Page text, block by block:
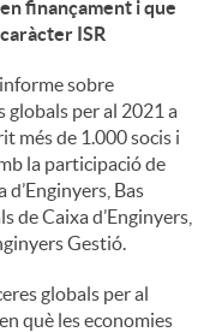
finançament i que
ISR
sobre
globals per al 2021 a
més de 1.000 socis i
la participació de
Bas
de Caixa d’Enginyers,
Gestió.
globals per al
què les economies